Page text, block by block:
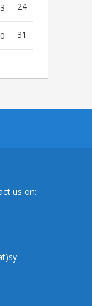
24
31
us on: